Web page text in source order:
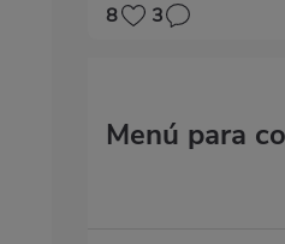
8 3
M​​enú para